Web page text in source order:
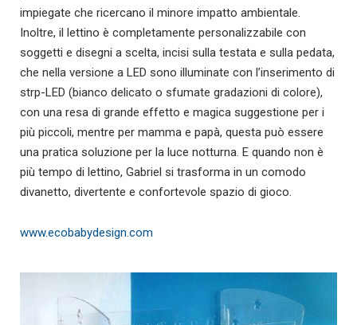
impiegate che ricercano il minore impatto ambientale.
Inoltre, il lettino è completamente personalizzabile con
soggetti e disegni a scelta, incisi sulla testata e sulla pedata,
che nella versione a LED sono illuminate con l’inserimento di
strp-LED (bianco delicato o sfumate gradazioni di colore),
con una resa di grande effetto e magica suggestione per i
più piccoli, mentre per mamma e papà, questa può essere
una pratica soluzione per la luce notturna. E quando non è
più tempo di lettino, Gabriel si trasforma in un comodo
divanetto, divertente e confortevole spazio di gioco.
www.ecobabydesign.com